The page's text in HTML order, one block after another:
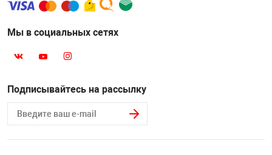
Мы в социальных сетях
Подписывайтесь на рассылку